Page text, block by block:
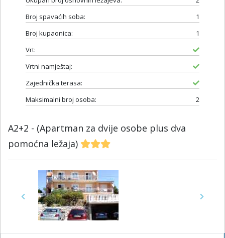
Broj spavaćih soba:
1
Broj kupaonica:
1
Vrt:
Vrtni namještaj:
Zajednička terasa:
Maksimalni broj osoba:
2
A2+2 - (Apartman za dvije osobe plus dva
pomoćna ležaja)
Previous Next